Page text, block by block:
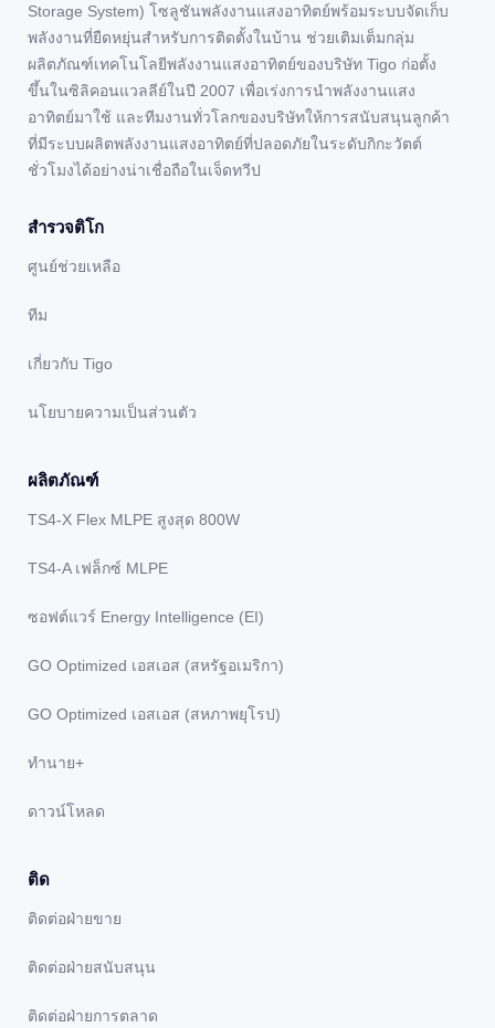
Storage System) โซลูชันพลังงานแสงอาทิตย์พร้อมระบบจัดเก็บ
พลังงานที่ยืดหยุ่นสำหรับการติดตั้งในบ้าน ช่วยเติมเต็มกลุ่ม
ผลิตภัณฑ์เทคโนโลยีพลังงานแสงอาทิตย์ของบริษัท Tigo ก่อตั้ง
ขึ้นในซิลิคอนแวลลีย์ในปี 2007 เพื่อเร่งการนำพลังงานแสง
อาทิตย์มาใช้ และทีมงานทั่วโลกของบริษัทให้การสนับสนุนลูกค้า
ที่มีระบบผลิตพลังงานแสงอาทิตย์ที่ปลอดภัยในระดับกิกะวัตต์
ชั่วโมงได้อย่างน่าเชื่อถือในเจ็ดทวีป
สํารวจติโก
ศูนย์ช่วยเหลือ
ทีม
เกี่ยวกับ Tigo
นโยบายความเป็นส่วนตัว
ผลิตภัณฑ์
TS4-X Flex MLPE สูงสุด 800W
TS4-A เฟล็กซ์ MLPE
ซอฟต์แวร์ Energy Intelligence (EI)
GO Optimized เอสเอส (สหรัฐอเมริกา)
GO Optimized เอสเอส (สหภาพยุโรป)
ทํานาย+
ดาวน์โหลด
ติด
ติดต่อฝ่ายขาย
ติดต่อฝ่ายสนับสนุน
ติดต่อฝ่ายการตลาด